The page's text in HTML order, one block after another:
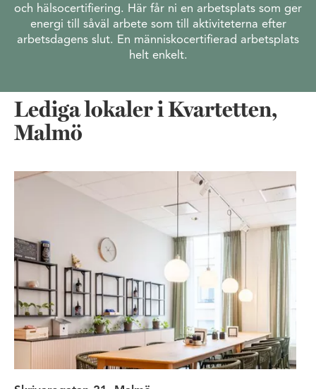
och hälsocertifiering. Här får ni en arbetsplats som ger
energi till såväl arbete som till aktiviteterna efter
arbetsdagens slut. En människocertifierad arbetsplats
helt enkelt.
Lediga lokaler i Kvartetten,
Malmö
Kontorslokal med fin utsikt